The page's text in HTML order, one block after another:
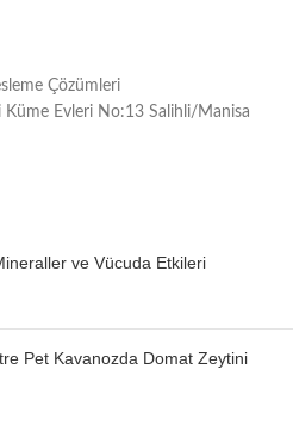
Çözümleri
Küme Evleri No:13 Salihli/Manisa
ve Vücuda Etkileri
Pet Kavanozda Domat Zeytini